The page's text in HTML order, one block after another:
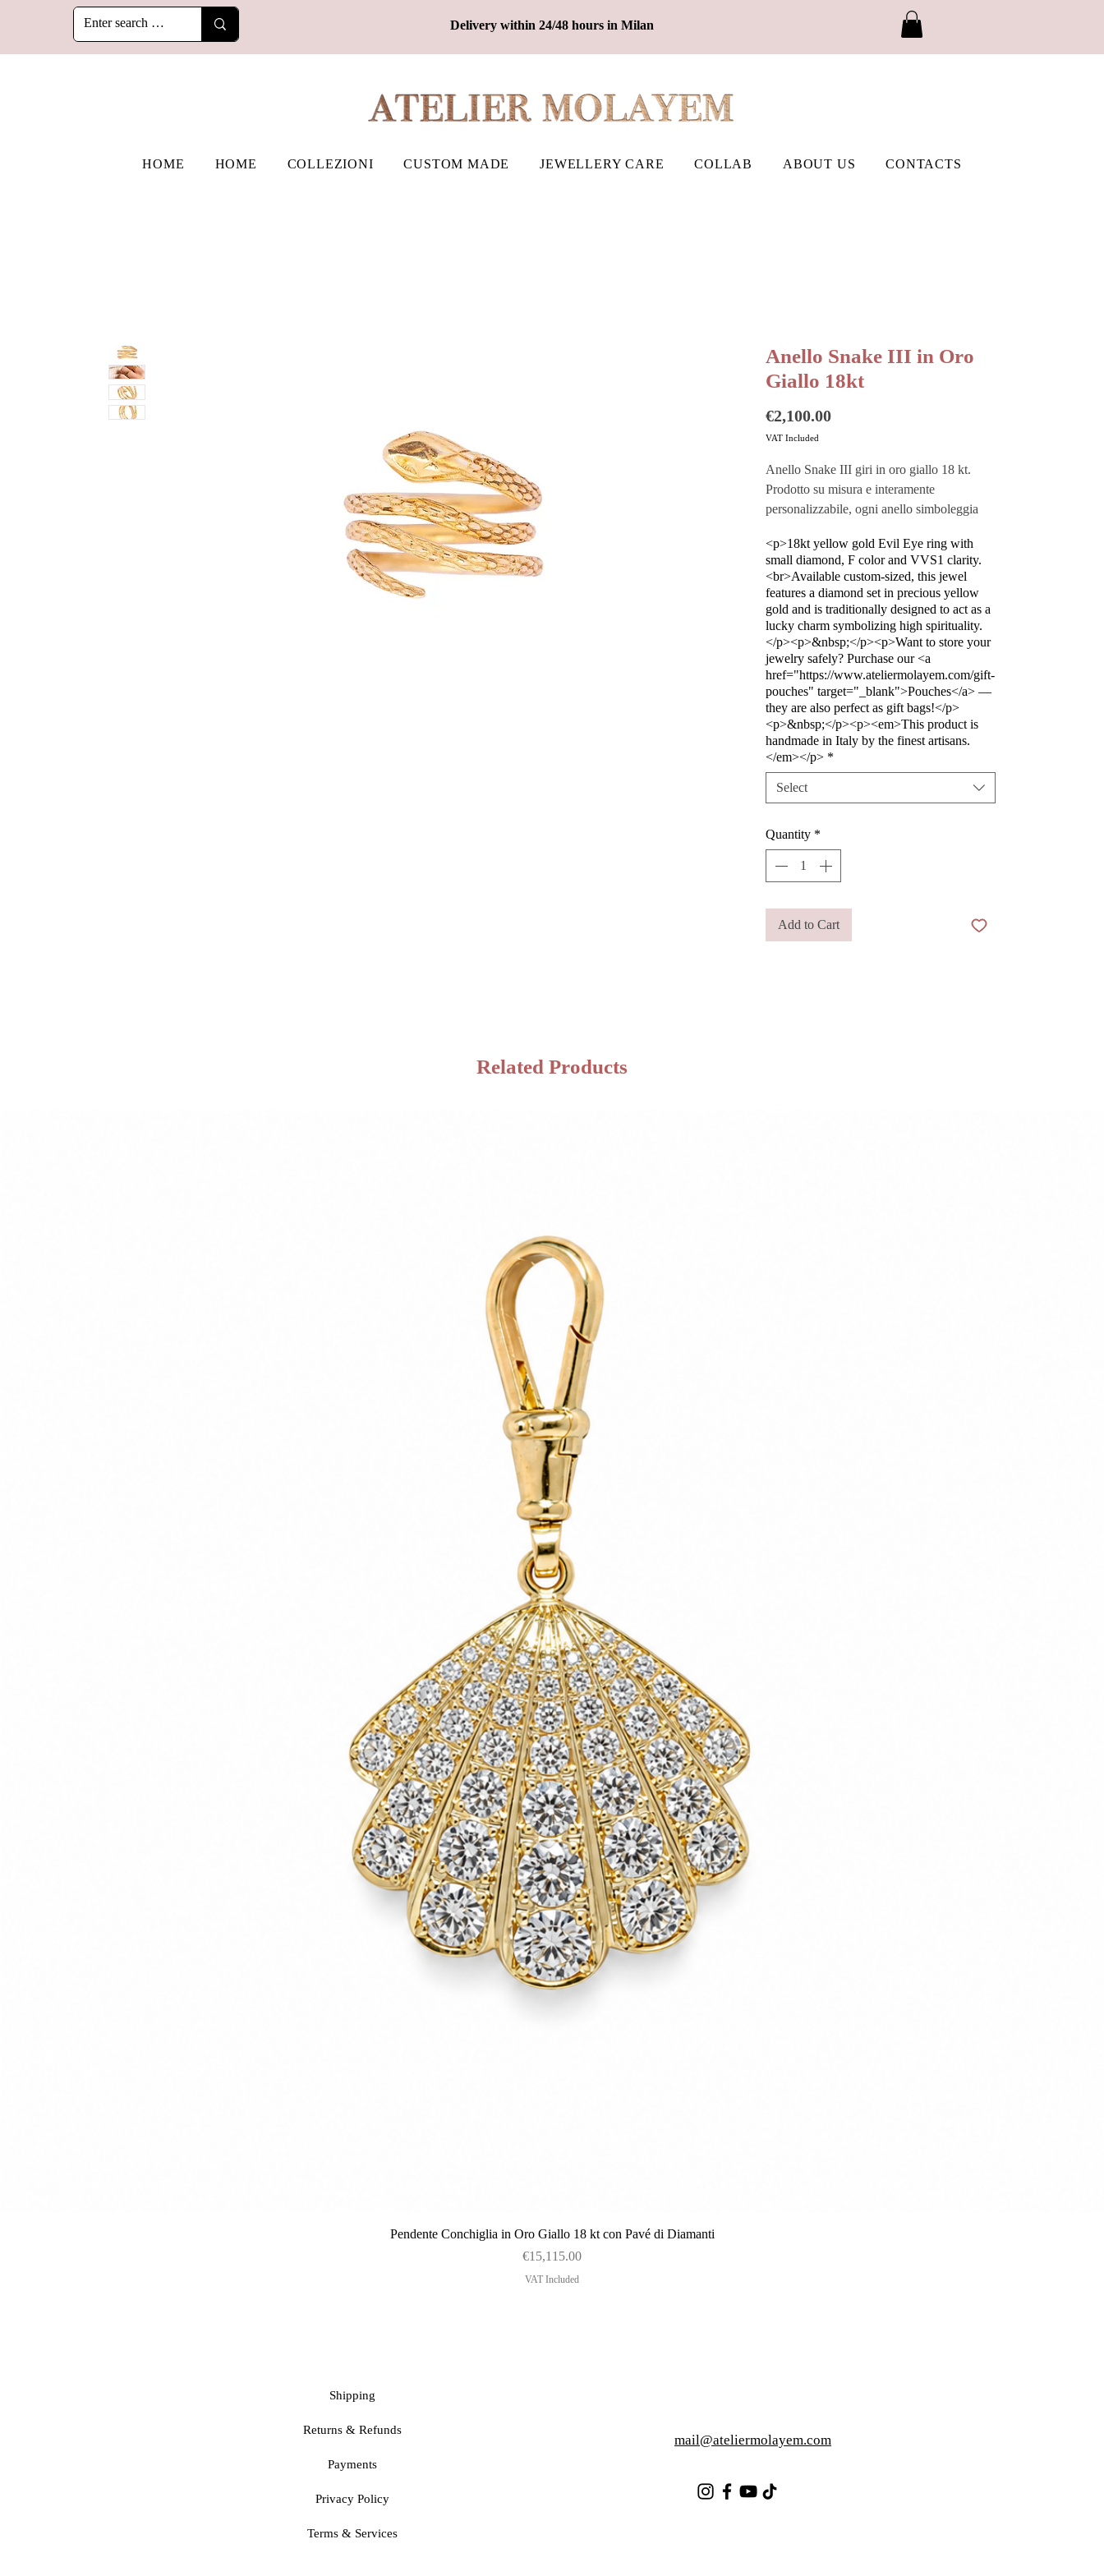
Delivery within 24/48 hours in Milan
HOME HOME COLLEZIONI CUSTOM MADE JEWELLERY CARE COLLAB ABOUT US CONTACTS
Anello Snake III in Oro
Giallo 18kt
€2,100.00Price
VAT Included
Anello Snake III giri in oro giallo 18 kt.
Prodotto su misura e interamente
personalizzabile, ogni anello simboleggia
Molayem offre la possibilità di montare su
ogni anello una pietra a scelta, al fine di
rendere il gioiello unico e intimo.
Vuoi custodire al meglio i tuoi gioielli?
Acquista i nostriPouches sono perfetti
anche come buste regalo!
Questo prodotto è realizzato a mano in
Italia dai migliori artigiani.
<p>18kt yellow gold Evil Eye ring with
small diamond, F color and VVS1 clarity.
<br>Available custom-sized, this jewel
features a diamond set in precious yellow
gold and is traditionally designed to act as a
lucky charm symbolizing high spirituality.
</p><p>&nbsp;</p><p>Want to store your
jewelry safely? Purchase our <a
href="https://www.ateliermolayem.com/gift-
pouches" target="_blank">Pouches</a> —
they are also perfect as gift bags!</p>
<p>&nbsp;</p><p><em>This product is
handmade in Italy by the finest artisans.
</em></p> *
Select
Quantity *
Add to Cart
Related Products
Quick View
Pendente Conchiglia in Oro Giallo 18 kt con Pavé di Diamanti
Price
€15,115.00
VAT Included
Shipping
Returns & Refunds
Payments
Privacy Policy
Terms & Services
mail@ateliermolayem.com